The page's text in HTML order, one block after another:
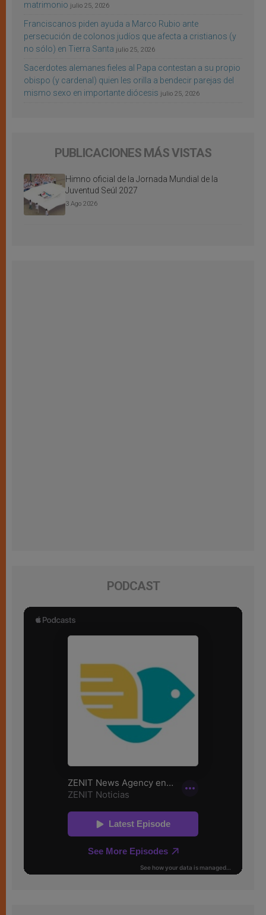
matrimonio julio 25, 2026
Franciscanos piden ayuda a Marco Rubio ante
persecución de colonos judíos que afecta a cristianos (y
no sólo) en Tierra Santa julio 25, 2026
Sacerdotes alemanes fieles al Papa contestan a su propio
obispo (y cardenal) quien les orilla a bendecir parejas del
mismo sexo en importante diócesis julio 25, 2026
PUBLICACIONES MÁS VISTAS
Himno oficial de la Jornada Mundial de la
Juventud Seúl 2027
3 Ago 2026
PODCAST